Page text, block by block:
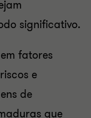
significativo.
fatores
e
de
que